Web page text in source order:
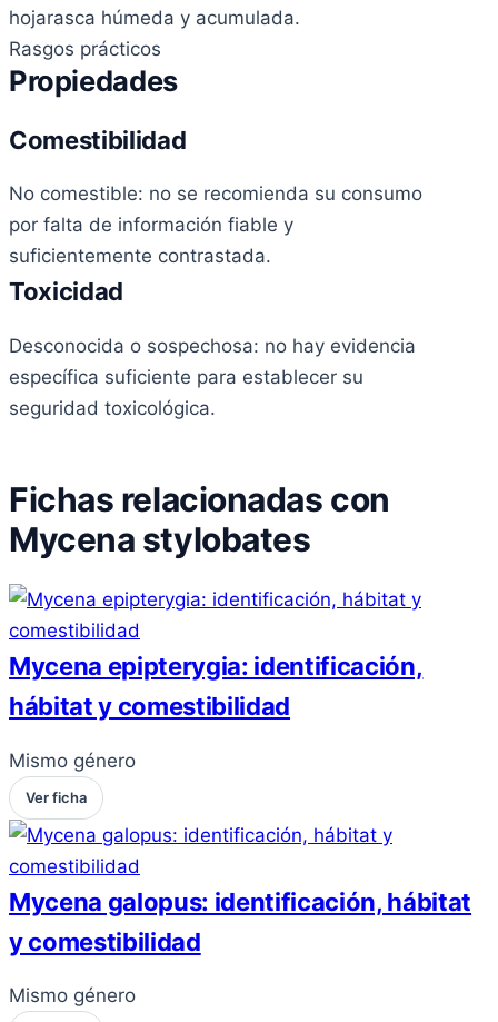
hojarasca húmeda y acumulada.
Rasgos prácticos
Propiedades
Comestibilidad
No comestible: no se recomienda su consumo
por falta de información fiable y
suficientemente contrastada.
Toxicidad
Desconocida o sospechosa: no hay evidencia
específica suficiente para establecer su
seguridad toxicológica.
Fichas relacionadas con
Mycena stylobates
Mycena epipterygia: identificación,
hábitat y comestibilidad
Mismo género
Ver ficha
Mycena galopus: identificación, hábitat
y comestibilidad
Mismo género